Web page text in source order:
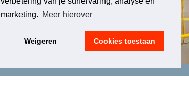
marketing. Meer hierover
Weigeren Cookies toestaan